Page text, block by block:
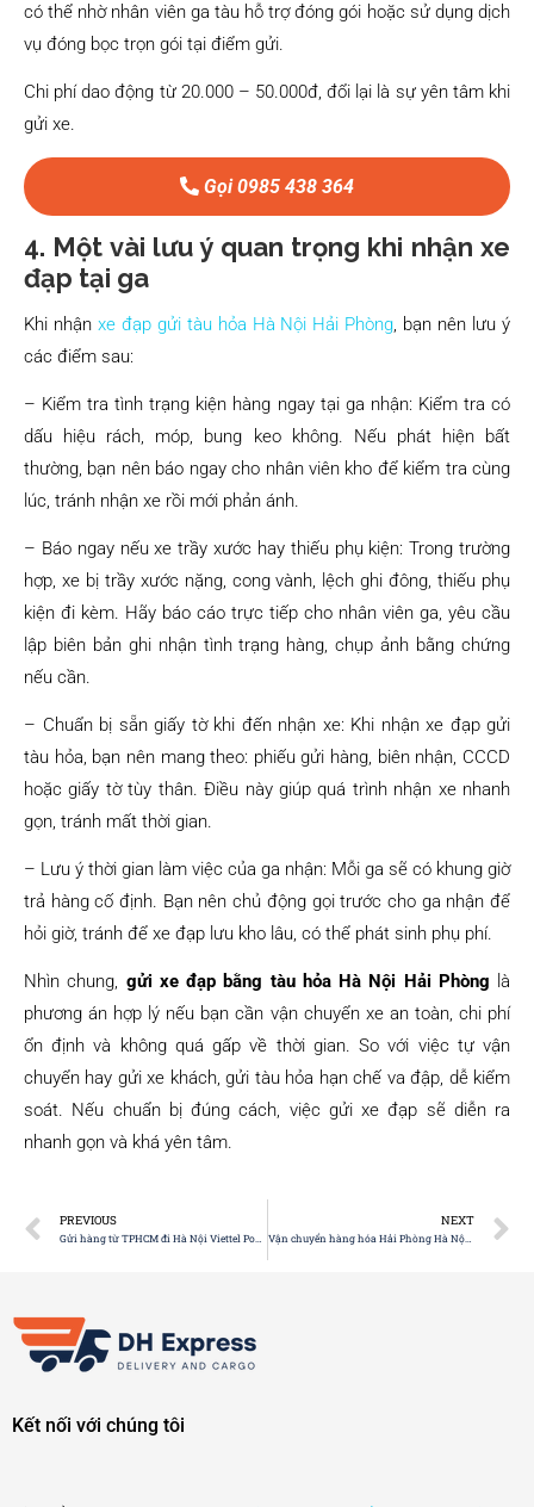
có thể nhờ nhân viên ga tàu hỗ trợ đóng gói hoặc sử dụng dịch
vụ đóng bọc trọn gói tại điểm gửi.
Chi phí dao động từ 20.000 – 50.000đ, đổi lại là sự yên tâm khi
gửi xe.
Gọi 0985 438 364
4. Một vài lưu ý quan trọng khi nhận xe
đạp tại ga
Khi nhận xe đạp gửi tàu hỏa Hà Nội Hải Phòng, bạn nên lưu ý
các điểm sau:
– Kiểm tra tình trạng kiện hàng ngay tại ga nhận: Kiểm tra có
dấu hiệu rách, móp, bung keo không. Nếu phát hiện bất
thường, bạn nên báo ngay cho nhân viên kho để kiểm tra cùng
lúc, tránh nhận xe rồi mới phản ánh.
– Báo ngay nếu xe trầy xước hay thiếu phụ kiện: Trong trường
hợp, xe bị trầy xước nặng, cong vành, lệch ghi đông, thiếu phụ
kiện đi kèm. Hãy báo cáo trực tiếp cho nhân viên ga, yêu cầu
lập biên bản ghi nhận tình trạng hàng, chụp ảnh bằng chứng
nếu cần.
– Chuẩn bị sẵn giấy tờ khi đến nhận xe: Khi nhận xe đạp gửi
tàu hỏa, bạn nên mang theo: phiếu gửi hàng, biên nhận, CCCD
hoặc giấy tờ tùy thân. Điều này giúp quá trình nhận xe nhanh
gọn, tránh mất thời gian.
– Lưu ý thời gian làm việc của ga nhận: Mỗi ga sẽ có khung giờ
trả hàng cố định. Bạn nên chủ động gọi trước cho ga nhận để
hỏi giờ, tránh để xe đạp lưu kho lâu, có thể phát sinh phụ phí.
Nhìn chung, gửi xe đạp bằng tàu hỏa Hà Nội Hải Phòng là
phương án hợp lý nếu bạn cần vận chuyển xe an toàn, chi phí
ổn định và không quá gấp về thời gian. So với việc tự vận
chuyển hay gửi xe khách, gửi tàu hỏa hạn chế va đập, dễ kiểm
soát. Nếu chuẩn bị đúng cách, việc gửi xe đạp sẽ diễn ra
nhanh gọn và khá yên tâm.
PREVIOUS NEXT
Vận chuyển hàng hóa Hải Phòng Hà Nội nhanh, an toàn
Kết nối với chúng tôi